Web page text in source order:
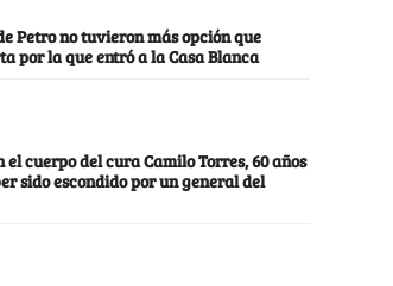
Petro no tuvieron más opción que
por la que entró a la Casa Blanca
cuerpo del cura Camilo Torres, 60 años
sido escondido por un general del